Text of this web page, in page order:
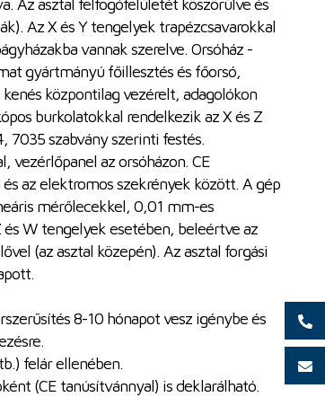
Az asztal felfogófelületét köszörülve és
Az X és Y tengelyek trapézcsavarokkal
vannak szerelve. Orsóház -
gyártmányú főillesztés és főorsó,
központilag vezérelt, adagolókon
burkolatokkal rendelkezik az X és Z
7035 szabvány szerinti festés.
vezérlőpanel az orsóházon. CE
az elektromos szekrények között. A gép
mérőlecekkel, 0,01 mm-es
és W tengelyek esetében, beleértve az
(az asztal közepén). Az asztal forgási
8-10 hónapot vesz igénybe és
felár ellenében.
(CE tanúsítvánnyal) is deklarálható.